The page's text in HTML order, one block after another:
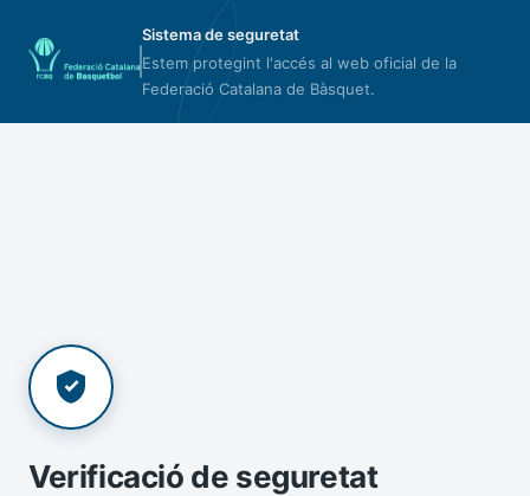
Sistema de seguretat
Estem protegint l'accés al web oficial de la
Federació Catalana de Bàsquet.
Verificació de seguretat